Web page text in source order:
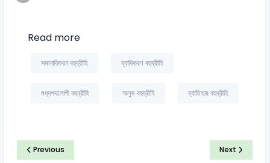
Read more
সমানাধিকরন বহুব্রীহি ব্যাধিকরণ বহুব্রীহি
মধ্যপদলোপী বহুব্রীহি অলুক বহুব্রীহি ব্যাতিহার বহুব্রীহি
Previous Next